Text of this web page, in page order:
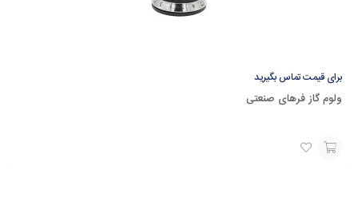
برای قیمت تماس بگیرید
ولوم گاز فرهای صنعتی